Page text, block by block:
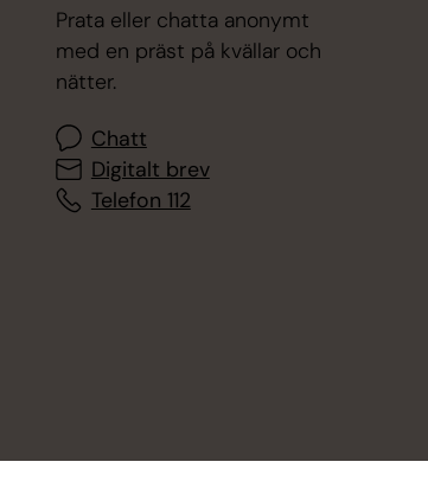
Prata eller chatta anonymt
med en präst på kvällar och
nätter.
Chatt
Digitalt brev
Telefon 112